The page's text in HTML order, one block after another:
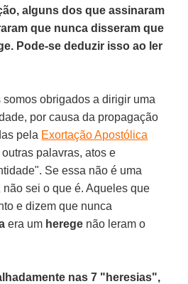
alguns dos que assinaram
que nunca disseram que
Pode-se deduzir isso ao ler
somos obrigados a dirigir uma
por causa da propagação
pela Exortação Apostólica
outras palavras, atos e
Se essa não é uma
sei o que é. Aqueles que
e dizem que nunca
era um herege não leram o
nas 7 "heresias",